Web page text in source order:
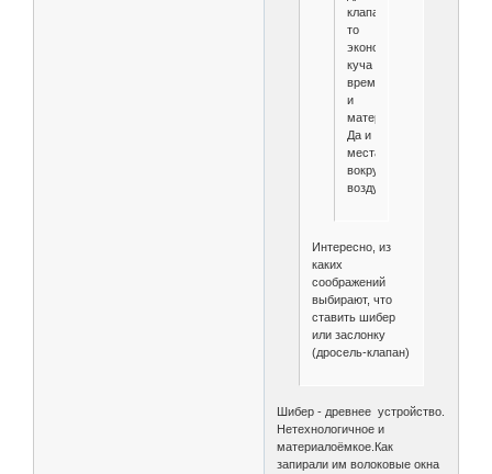
клапана,
то
экономится
куча
времени
и
материала.
Да и
места
вокруг
воздуховода.
Интересно, из
каких
соображений
выбирают, что
ставить шибер
или заслонку
(дросель-клапан)
Шибер - древнее устройство.
Нетехнологичное и
материалоёмкое.Как
запирали им волоковые окна